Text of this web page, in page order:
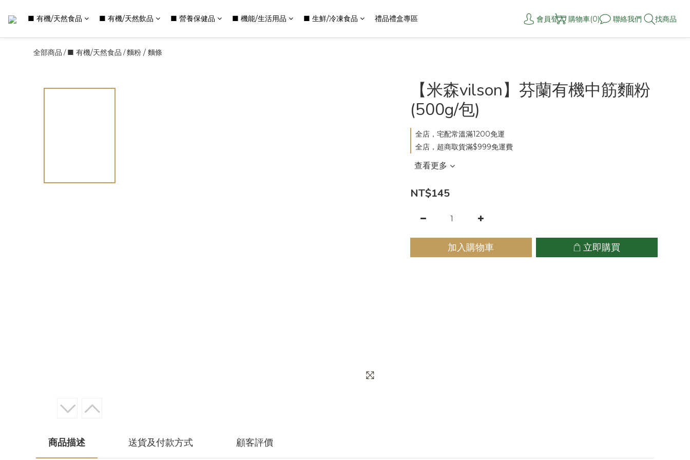
■ 有機/天然食品 ■ 有機/天然飲品 ■ 營養保健品 ■ 機能/生活用品 ■ 生鮮/冷凍食品 禮品禮盒專區 會員登入 購物車(0) 聯絡我們 找商品
全部商品 /■ 有機/天然食品 /麵粉 / 麵條
【米森vilson】芬蘭有機中筋麵粉
(500g/包)
全店，宅配常溫滿1200免運
全店，超商取貨滿$999免運費
查看更多
NT$145
加入購物車 立即購買
商品描述 送貨及付款方式 顧客評價